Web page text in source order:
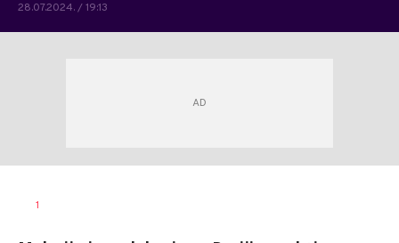
28.07.2024. / 19:13
AUTOR
1